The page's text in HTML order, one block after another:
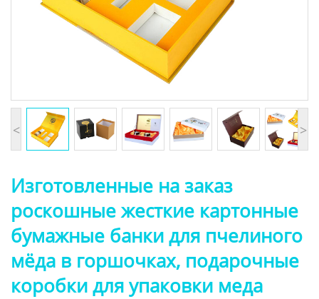
< >
Изготовленные на заказ
роскошные жесткие картонные
бумажные банки для пчелиного
мёда в горшочках, подарочные
коробки для упаковки меда